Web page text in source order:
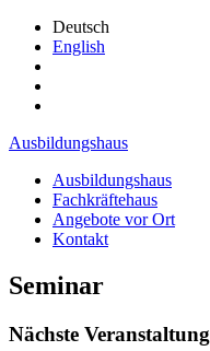
Deutsch
English
Ausbildungshaus
Ausbildungshaus
Fachkräftehaus
Angebote vor Ort
Kontakt
Seminar
Nächste Veranstaltung